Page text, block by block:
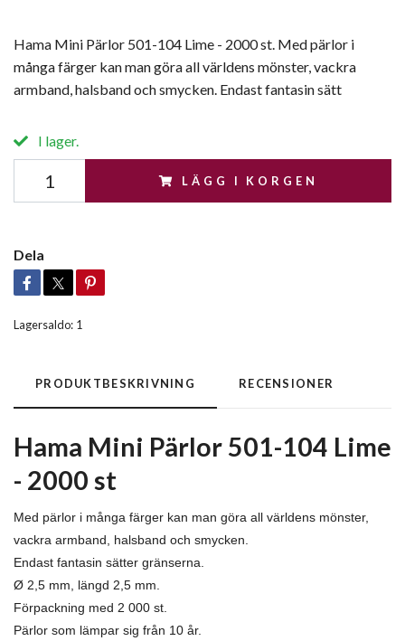
Hama Mini Pärlor 501-104 Lime - 2000 st. Med pärlor i
många färger kan man göra all världens mönster, vackra
armband, halsband och smycken. Endast fantasin sätt
I lager.
LÄGG I KORGEN
Dela
Lagersaldo: 1
PRODUKTBESKRIVNING RECENSIONER
Hama Mini Pärlor 501-104 Lime
- 2000 st
Med pärlor i många färger kan man göra all världens mönster,
vackra armband, halsband och smycken.
Endast fantasin sätter gränserna.
Ø 2,5 mm, längd 2,5 mm.
Förpackning med 2 000 st.
Pärlor som lämpar sig från 10 år.